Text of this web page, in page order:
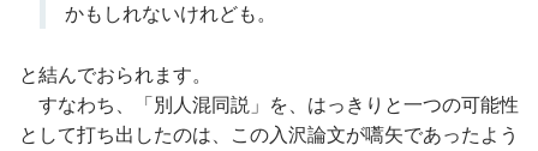
かもしれないけれども。
と結んでおられます。
すなわち、「別人混同説」を、はっきりと一つの可能性
として打ち出したのは、この入沢論文が嚆矢であったよう